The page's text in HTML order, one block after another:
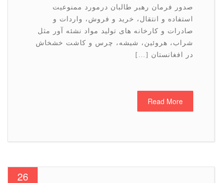
صدور فرمان رهبر طالبان درمورد ممنوعیت
استفاده و انتقال، خرید و فروش، واردات و
صادرات و کارخانه های تولید مواد نشئه آور مثل
شراب، هروئین، شیشه، چرس و کاشت خشخاش
در افغانستان […]
Read More